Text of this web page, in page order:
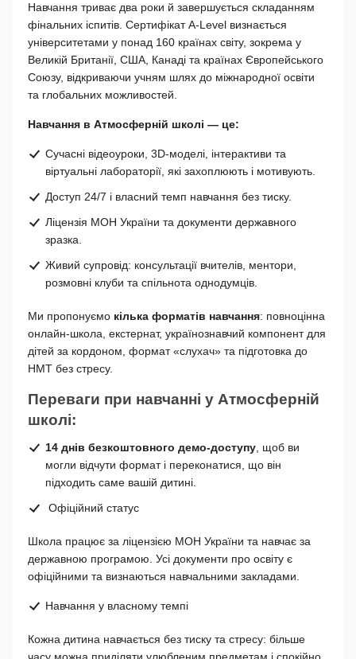
Навчання триває два роки й завершується складанням
фінальних іспитів. Сертифікат A-Level визнається
університетами у понад 160 країнах світу, зокрема у
Великій Британії, США, Канаді та країнах Європейського
Союзу, відкриваючи учням шлях до міжнародної освіти
та глобальних можливостей.
Навчання в Атмосферній школі — це:
Сучасні відеоуроки, 3D-моделі, інтерактиви та
віртуальні лабораторії, які захоплюють і мотивують.
Доступ 24/7 і власний темп навчання без тиску.
Ліцензія МОН України та документи державного
зразка.
Живий супровід: консультації вчителів, ментори,
розмовні клуби та спільнота однодумців.
Ми пропонуємо кілька форматів навчання: повноцінна
онлайн-школа, екстернат, українознавчий компонент для
дітей за кордоном, формат «слухач» та підготовка до
НМТ без стресу.
Переваги при навчанні у Атмосферній
школі:
14 днів безкоштовного демо-доступу , щоб ви
могли відчути формат і переконатися, що він
підходить саме вашій дитині.
Офіційний статус
Школа працює за ліцензією МОН України та навчає за
державною програмою. Усі документи про освіту є
офіційними та визнаються навчальними закладами.
Навчання у власному темпі
Кожна дитина навчається без тиску та стресу: більше